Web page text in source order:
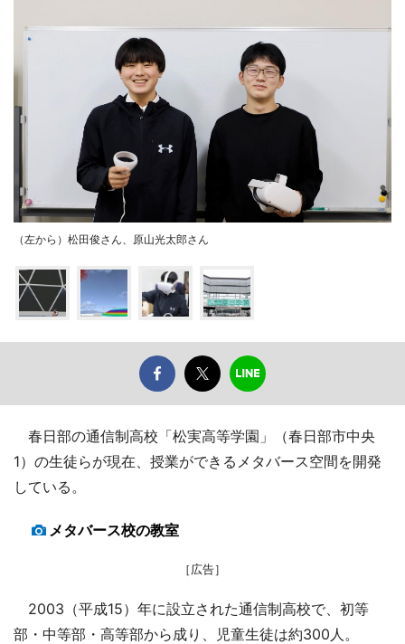
（左から）松田俊さん、原山光太郎さん
春日部の通信制高校「松実高等学園」（春日部市中央
1）の生徒らが現在、授業ができるメタバース空間を開発
している。
メタバース校の教室
［広告］
2003（平成15）年に設立された通信制高校で、初等
部・中等部・高等部から成り、児童生徒は約300人。